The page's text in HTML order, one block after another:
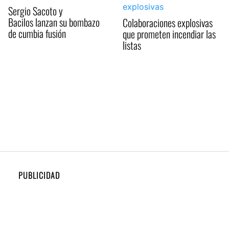
Sergio Sacoto y
Bacilos lanzan su bombazo
de cumbia fusión
Colaboraciones explosivas
que prometen incendiar las
listas
PUBLICIDAD